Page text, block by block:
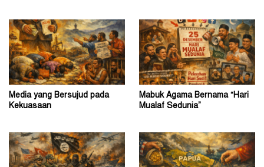
Media yang Bersujud pada
Kekuasaan
Mabuk Agama Bernama “Hari
Mualaf Sedunia”